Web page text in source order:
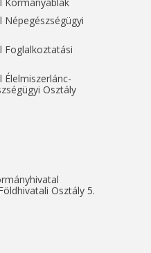
Népegészségügyi
Foglalkoztatási
Élelmiszerlánc-
Osztály
Osztály 5.